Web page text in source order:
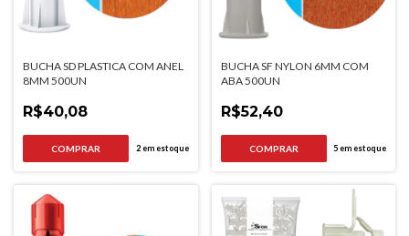
BUCHA SD PLASTICA COM ANEL
8MM 500UN
R$40,08
2em estoque
BUCHA SF NYLON 6MM COM
ABA 500UN
R$52,40
5em estoque